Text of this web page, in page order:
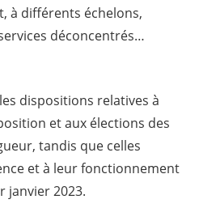
à différents échelons,
déconcentrés…
dispositions relatives à
et aux élections des
tandis que celles
et à leur fonctionnement
janvier 2023.